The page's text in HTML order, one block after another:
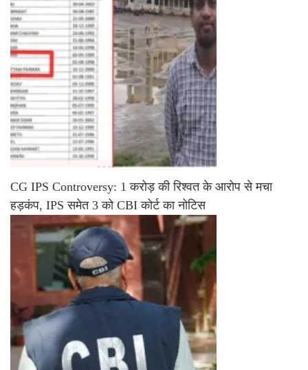
CG IPS Controversy: 1 करोड़ की रिश्वत के आरोप से मचा
हड़कंप, IPS समेत 3 को CBI कोर्ट का नोटिस